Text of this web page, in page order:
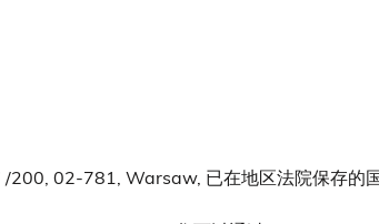
/200, 02-781, Warsaw, 已在地区法院保存的